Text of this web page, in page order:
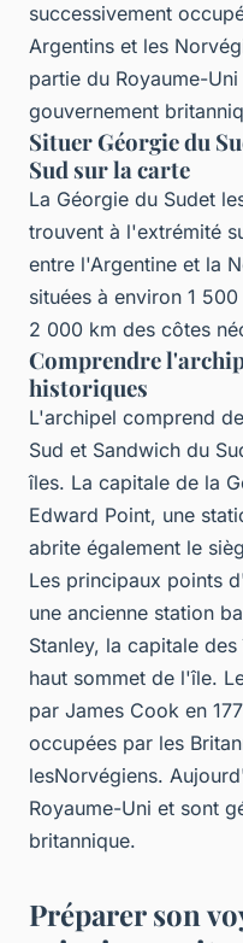
successivement
Argentins et les
partie du Royaume-
gouvernement
Situer Géorgie du
Sud sur la carte
La Géorgie du Sudet
trouvent à l'extrémité
entre l'Argentine et la
situées à environ 1
2 000 km des côtes
Comprendre
historiques
L'archipel comprend
Sud et Sandwich du
îles. La capitale de la
Edward Point, une
abrite également le
Les principaux points
une ancienne station
Stanley, la capitale
haut sommet de l'île.
par James Cook en
occupées par les
lesNorvégiens.
Royaume-Uni et sont
britannique.
Préparer son